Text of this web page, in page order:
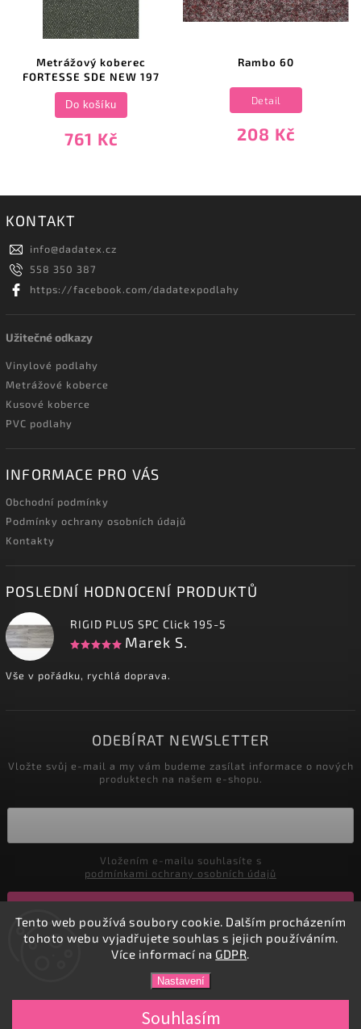
Tento web používá soubory cookie. Dalším procházením
tohoto webu vyjadřujete souhlas s jejich používáním.
Více informací na GDPR.
Nastavení
Souhlasím
Metrážový koberec
FORTESSE SDE NEW 197
761 Kč
Do košíku
Rambo 60
208 Kč
Detail
KONTAKT
info@dadatex.cz
558 350 387
https://facebook.com/dadatexpodlahy
Užitečné odkazy
Vinylové podlahy
Metrážové koberce
Kusové koberce
PVC podlahy
INFORMACE PRO VÁS
Obchodní podmínky
Podmínky ochrany osobních údajů
Kontakty
POSLEDNÍ HODNOCENÍ PRODUKTŮ
RIGID PLUS SPC Click 195-5
Marek S.
Vše v pořádku, rychlá doprava.
ODEBÍRAT NEWSLETTER
Vložte svůj e-mail a my vám budeme zasílat informace o nových
produktech na našem e-shopu.
podmínkami ochrany osobních údajů
DADATEX E-shop. Všechna práva vyhrazena.
Shoptet| DesignShoptak.cz.